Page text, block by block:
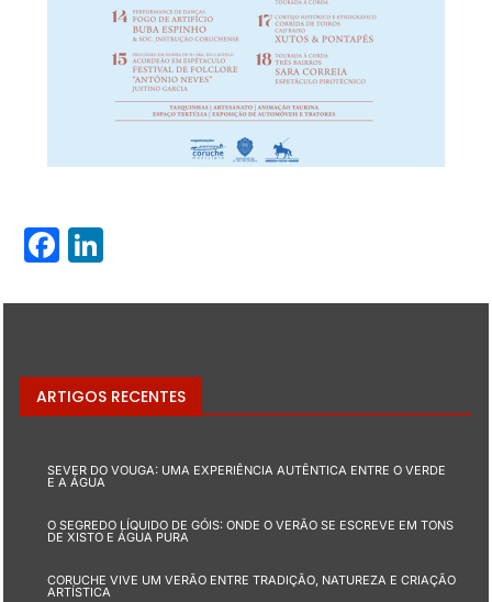
Facebook
ARTIGOS RECENTES
SEVER DO VOUGA: UMA EXPERIÊNCIA AUTÊNTICA ENTRE O VERDE
E A ÁGUA
O SEGREDO LÍQUIDO DE GÓIS: ONDE O VERÃO SE ESCREVE EM TONS
DE XISTO E ÁGUA PURA
CORUCHE VIVE UM VERÃO ENTRE TRADIÇÃO, NATUREZA E CRIAÇÃO
ARTÍSTICA